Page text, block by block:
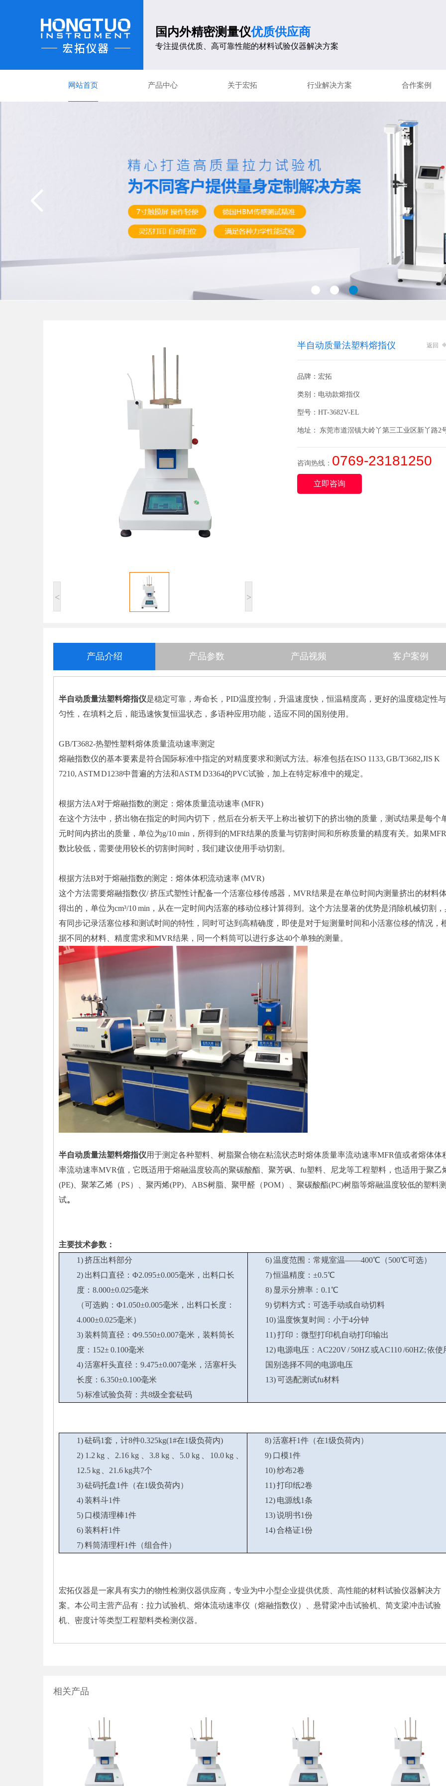
国内外精密测量仪优质供应商
专注提供优质、高可靠性能的材料试验仪器解决方案
网站首页 产品中心 关于宏拓 行业解决方案 合作案例
< >
半自动质量法塑料熔指仪 返回
品牌：宏拓
类别：电动款熔指仪
型号：HT-3682V-EL
地址： 东莞市道滘镇大岭丫第三工业区新丫路2
咨询热线： 0769-23181250
立即咨询
产品介绍 产品参数 产品视频 客户案例
半自动质量法塑料熔指仪是稳定可靠，寿命长，PID温度控制，升温速度快，恒温精度高，更好的温度稳定性
匀性，在填料之后，能迅速恢复恒温状态，多语种应用功能，适应不同的国别使用。
GB/T3682-热塑性塑料熔体质量流动速率测定
熔融指数仪的基本要素是符合国际标准中指定的对精度要求和测试方法。标准包括在ISO 1133, GB/T3682,JIS K
7210, ASTM D1238中普遍的方法和ASTM D3364的PVC试验，加上在特定标准中的规定。
根据方法A对于熔融指数的测定：熔体质量流动速率 (MFR)
在这个方法中，挤出物在指定的时间内切下，然后在分析天平上称出被切下的挤出物的质量，测试结果是每个
元时间内挤出的质量，单位为g/10 min，所得到的MFR结果的质量与切割时间和所称质量的精度有关。如果
数比较低，需要使用较长的切割时间时，我们建议使用手动切割。
根据方法B对于熔融指数的测定：熔体体积流动速率 (MVR)
这个方法需要熔融指数仪/ 挤压式塑性计配备一个活塞位移传感器，MVR结果是在单位时间内测量挤出的材料
得出的，单位为cm³/10 min，从在一定时间内活塞的移动位移计算得到。这个方法显著的优势是消除机械切割，
有同步记录活塞位移和测试时间的特性，同时可达到高精确度，即使是对于短测量时间和小活塞位移的情况，
据不同的材料、精度需求和MVR结果，同一个料筒可以进行多达40个单独的测量。
半自动质量法塑料熔指仪用于测定各种塑料、树脂聚合物在粘流状态时熔体质量率流动速率MFR值或者熔体体
率流动速率MVR值，它既适用于熔融温度较高的聚碳酸酯、聚芳砜、fu塑料、尼龙等工程塑料，也适用于聚乙
(PE)、聚苯乙烯（PS）、聚丙烯(PP)、ABS树脂、聚甲醛（POM）、聚碳酸酯(PC)树脂等熔融温度较低的塑料
试。
主要技术参数：
1) 挤压出料部分
2) 出料口直径：Φ2.095±0.005毫米，出料口长
度：8.000±0.025毫米
（可选购：Φ1.050±0.005毫米，出料口长度：
4.000±0.025毫米）
3) 装料筒直径：Φ9.550±0.007毫米，装料筒长
度：152± 0.100毫米
4) 活塞杆头直径：9.475±0.007毫米，活塞杆头
长度：6.350±0.100毫米
5) 标准试验负荷：共8级全套砝码
6) 温度范围：常规室温——400℃（500℃可选）
7) 恒温精度：±0.5℃
8) 显示分辨率：0.1℃
9) 切料方式：可选手动或自动切料
10) 温度恢复时间：小于4分钟
11) 打印：微型打印机自动打印输出
12) 电源电压：AC220V / 50HZ 或AC110 /60HZ; 依使
国别选择不同的电源电压
13) 可选配测试fu材料
1) 砝码1套，计8件0.325kg(1#在1级负荷内)
2) 1.2 kg 、2.16 kg 、3.8 kg 、5.0 kg 、10.0 kg 、
12.5 kg 、21.6 kg共7个
3) 砝码托盘1件（在1级负荷内）
4) 装料斗1件
5) 口模清理棒1件
6) 装料杆1件
7) 料筒清理杆1件（组合件）
8) 活塞杆1件（在1级负荷内）
9) 口模1件
10) 纱布2卷
11) 打印纸2卷
12) 电源线1条
13) 说明书1份
14) 合格证1份
宏拓仪器是一家具有实力的物性检测仪器供应商，专业为中小型企业提供优质、高性能的材料试验仪器解决方
案。本公司主营产品有：拉力试验机、熔体流动速率仪（熔融指数仪）、悬臂梁冲击试验机、简支梁冲击试验
机、密度计等类型工程塑料类检测仪器。
相关产品